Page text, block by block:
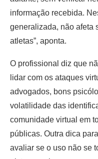
informação recebida.
generalizada, não afeta
atletas”, aponta.
O profissional diz que
lidar com os ataques
advogados, bons
volatilidade das
comunidade virtual em
públicas. Outra dica
avaliar se o uso não se